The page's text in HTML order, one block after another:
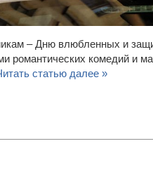
– Дню влюбленных и
романтических комедий и
статью далее »